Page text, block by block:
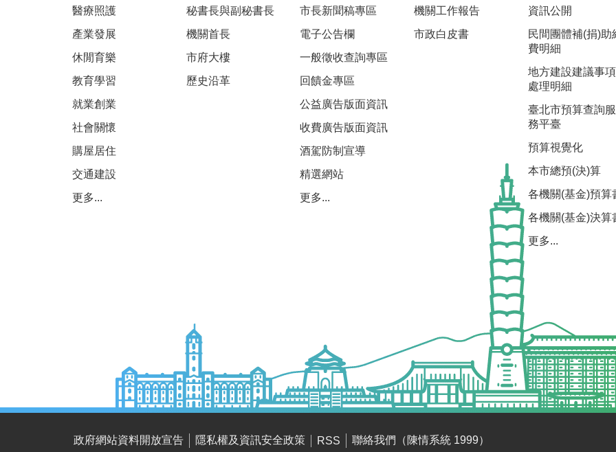
醫療照護
產業發展
休閒育樂
教育學習
就業創業
社會關懷
購屋居住
交通建設
更多...
秘書長與副秘書長
機關首長
市府大樓
歷史沿革
市長新聞稿專區
電子公告欄
一般徵收查詢專區
回饋金專區
公益廣告版面資訊
收費廣告版面資訊
酒駕防制宣導
精選網站
更多...
機關工作報告
市政白皮書
資訊公開
民間團體補(捐)助
費明細
地方建設建議事項
處理明細
臺北市預算查詢服
務平臺
預算視覺化
本市總預(決)算
各機關(基金)預算
各機關(基金)決算
更多...
政府網站資料開放宣告 隱私權及資訊安全政策 RSS 聯絡我們（陳情系統 1999）